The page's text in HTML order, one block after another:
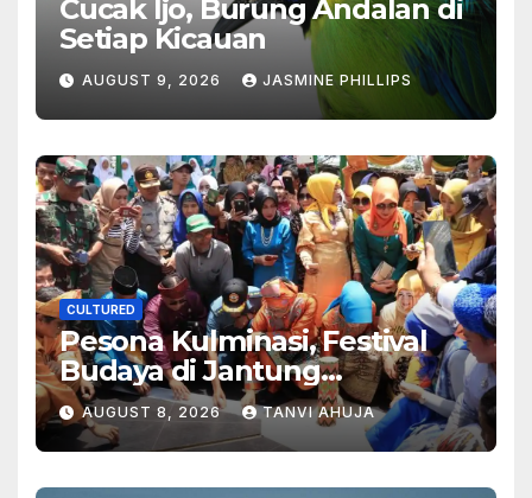
Cucak Ijo, Burung Andalan di
Setiap Kicauan
AUGUST 9, 2026 JASMINE PHILLIPS
CULTURED
Pesona Kulminasi, Festival
Budaya di Jantung
Kalimantan
AUGUST 8, 2026 TANVI AHUJA